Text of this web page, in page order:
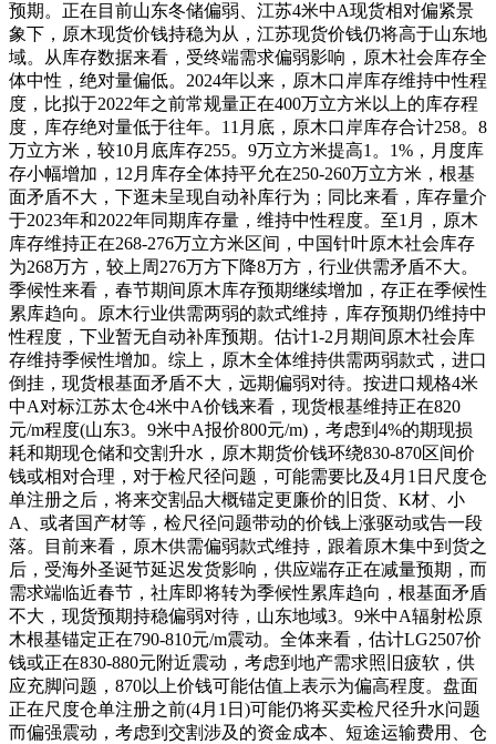
预期。正在目前山东冬储偏弱、江苏4米中A现货相对偏紧景
象下，原木现货价钱持稳为从，江苏现货价钱仍将高于山东地
域。从库存数据来看，受终端需求偏弱影响，原木社会库存全
体中性，绝对量偏低。2024年以来，原木口岸库存维持中性程
度，比拟于2022年之前常规量正在400万立方米以上的库存程
度，库存绝对量低于往年。11月底，原木口岸库存合计258。8
万立方米，较10月底库存255。9万立方米提高1。1%，月度库
存小幅增加，12月库存全体持平允在250-260万立方米，根基
面矛盾不大，下逛未呈现自动补库行为；同比来看，库存量介
于2023年和2022年同期库存量，维持中性程度。至1月，原木
库存维持正在268-276万立方米区间，中国针叶原木社会库存
为268万方，较上周276万方下降8万方，行业供需矛盾不大。
季候性来看，春节期间原木库存预期继续增加，存正在季候性
累库趋向。原木行业供需两弱的款式维持，库存预期仍维持中
性程度，下业暂无自动补库预期。估计1-2月期间原木社会库
存维持季候性增加。综上，原木全体维持供需两弱款式，进口
倒挂，现货根基面矛盾不大，远期偏弱对待。按进口规格4米
中A对标江苏太仓4米中A价钱来看，现货根基维持正在820
元/m程度(山东3。9米中A报价800元/m)，考虑到4%的期现损
耗和期现仓储和交割升水，原木期货价钱环绕830-870区间价
钱或相对合理，对于检尺径问题，可能需要比及4月1日尺度仓
单注册之后，将来交割品大概锚定更廉价的旧货、K材、小
A、或者国产材等，检尺径问题带动的价钱上涨驱动或告一段
落。目前来看，原木供需偏弱款式维持，跟着原木集中到货之
后，受海外圣诞节延迟发货影响，供应端存正在减量预期，而
需求端临近春节，社库即将转为季候性累库趋向，根基面矛盾
不大，现货预期持稳偏弱对待，山东地域3。9米中A辐射松原
木根基锚定正在790-810元/m震动。全体来看，估计LG2507价
钱或正在830-880元附近震动，考虑到地产需求照旧疲软，供
应充脚问题，870以上价钱可能估值上表示为偏高程度。盘面
正在尺度仓单注册之前(4月1日)可能仍将买卖检尺径升水问题
而偏强震动，考虑到交割涉及的资金成本、短途运输费用、仓